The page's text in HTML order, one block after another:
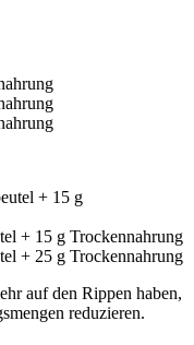
+ 15 g
+ 15 g Trockennahrung
+ 25 g Trockennahrung
auf den Rippen haben,
reduzieren.